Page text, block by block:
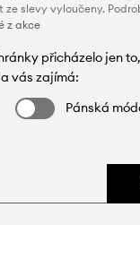
slevy vyloučeny.
z akce
přicházelo jen
vás zajímá:
Pánská